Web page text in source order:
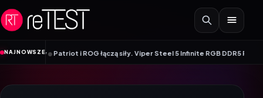
Przejdź do treści
NAJNOWSZE
•Patriot i ROG łączą siły. Viper Steel 5 Infinite RGB DDR5 ROG